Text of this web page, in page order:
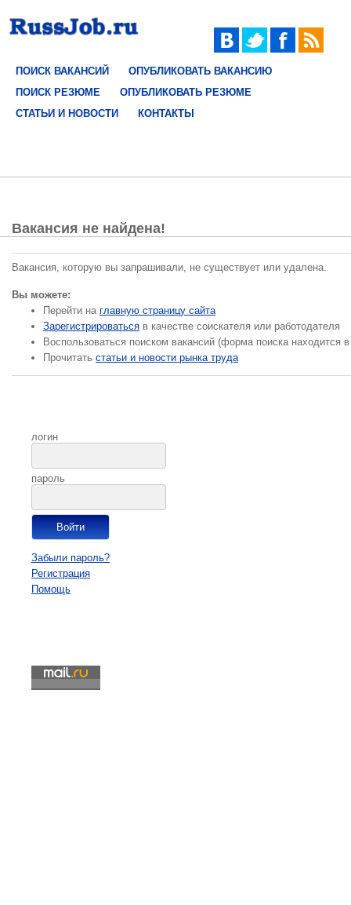
ПОИСК ВАКАНСИЙ
ОПУБЛИКОВАТЬ ВАКАНСИЮ
ПОИСК РЕЗЮМЕ
ОПУБЛИКОВАТЬ РЕЗЮМЕ
СТАТЬИ И НОВОСТИ
КОНТАКТЫ
Вакансия не найдена!
Вакансия, которую вы запрашивали, не существует или удалена.
Вы можете:
Перейти на главную страницу сайта
Зарегистрироваться в качестве соискателя или работодателя
Воспользоваться поиском вакансий (форма поиска находится
Прочитать статьи и новости рынка труда
логин
пароль
Забыли пароль?
Регистрация
Помощь